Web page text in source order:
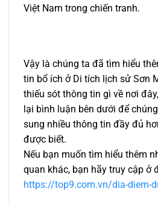
Việt Nam trong chiến tranh.
Vậy là chúng ta đã tìm hiểu
tin bổ ích ở Di tích lịch sử Sơn
thiếu sót thông tin gì về nơi
lại bình luận bên dưới để
sung nhiều thông tin đầy đủ
được biết.
Nếu bạn muốn tìm hiểu thêm
quan khác, bạn hãy truy cập ở
https://top9.com.vn/dia-diem-